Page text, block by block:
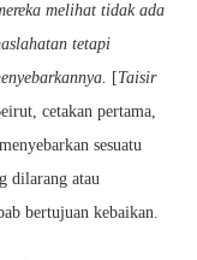
melihat tidak ada
tetapi
[Taisir
cetakan pertama,
sesuatu
dilarang atau
bertujuan kebaikan.